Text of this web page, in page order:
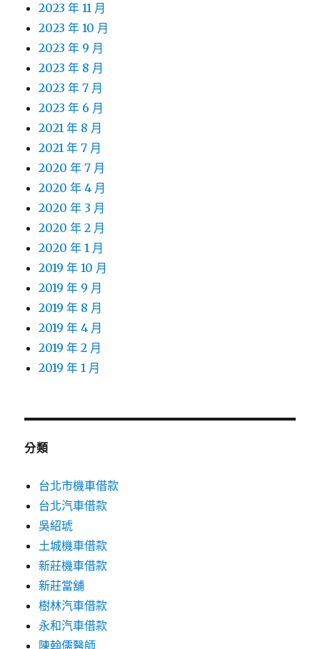
2023 年 11 月
2023 年 10 月
2023 年 9 月
2023 年 8 月
2023 年 7 月
2023 年 6 月
2021 年 8 月
2021 年 7 月
2020 年 7 月
2020 年 4 月
2020 年 3 月
2020 年 2 月
2020 年 1 月
2019 年 10 月
2019 年 9 月
2019 年 8 月
2019 年 4 月
2019 年 2 月
2019 年 1 月
分類
台北市機車借款
台北汽車借款
吳紹琥
土城機車借款
新莊機車借款
新莊當舖
樹林汽車借款
永和汽車借款
陳翰儒醫師